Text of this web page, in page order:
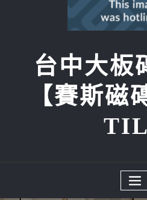
台中大板
【賽斯磁